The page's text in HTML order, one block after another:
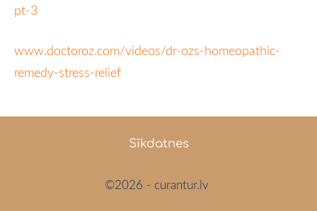
pt-3
www.doctoroz.com/videos/dr-ozs-homeopathic-
remedy-stress-relief
Sīkdatnes
©2026 - curantur.lv